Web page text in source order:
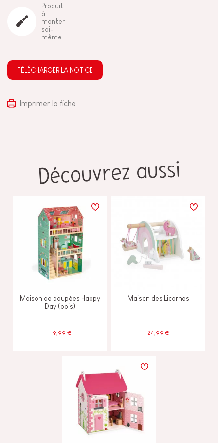
Produit
à
monter
soi-
même
TÉLÉCHARGER LA NOTICE
Imprimer la fiche
Découvrez aussi
Maison de poupées Happy
Day (bois)
119,99 €
Maison des Licornes
24,99 €